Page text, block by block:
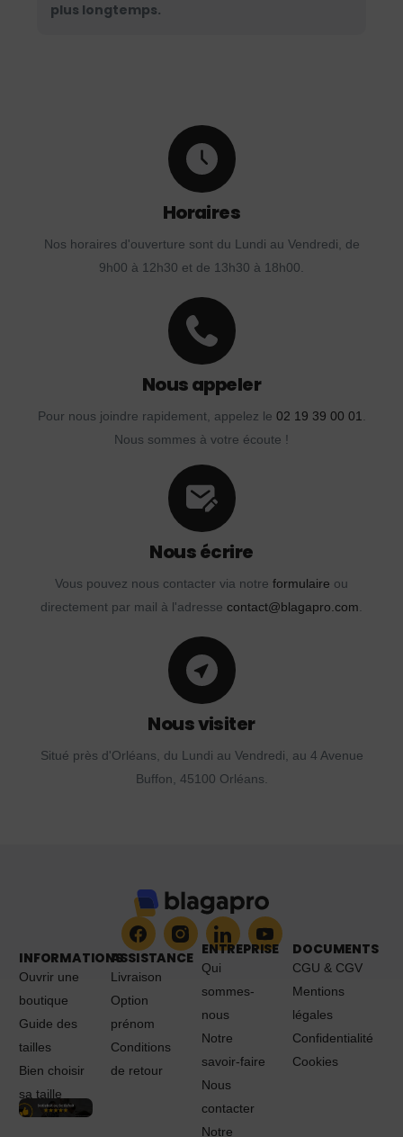
plus longtemps.
Horaires
Nos horaires d'ouverture sont du Lundi au Vendredi, de
9h00 à 12h30 et de 13h30 à 18h00.
Nous appeler
Pour nous joindre rapidement, appelez le 02 19 39 00 01.
Nous sommes à votre écoute !
Nous écrire
Vous pouvez nous contacter via notre formulaire ou
directement par mail à l'adresse contact@blagapro.com.
Nous visiter
Situé près d'Orléans, du Lundi au Vendredi, au 4 Avenue
Buffon, 45100 Orléans.
INFORMATIONS
Ouvrir une
boutique
Guide des
tailles
Bien choisir
sa taille
ASSISTANCE
Livraison
Option
prénom
Conditions
de retour
ENTREPRISE
Qui
sommes-
nous
Notre
savoir-faire
Nous
contacter
Notre
DOCUMENTS
CGU & CGV
Mentions
légales
Confidentialité
Cookies